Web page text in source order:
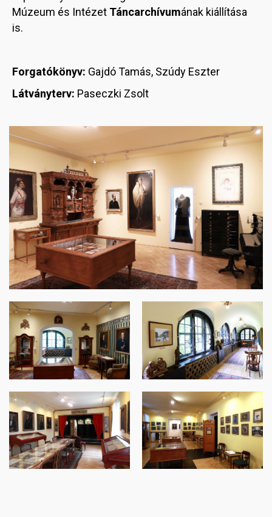
Múzeum és Intézet Táncarchívumának kiállítása
is.
Forgatókönyv: Gajdó Tamás, Szúdy Eszter
Látványterv: Paseczki Zsolt
Image
Image Image
Image Image